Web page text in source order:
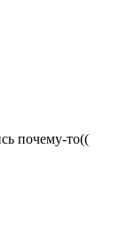
почему-то((